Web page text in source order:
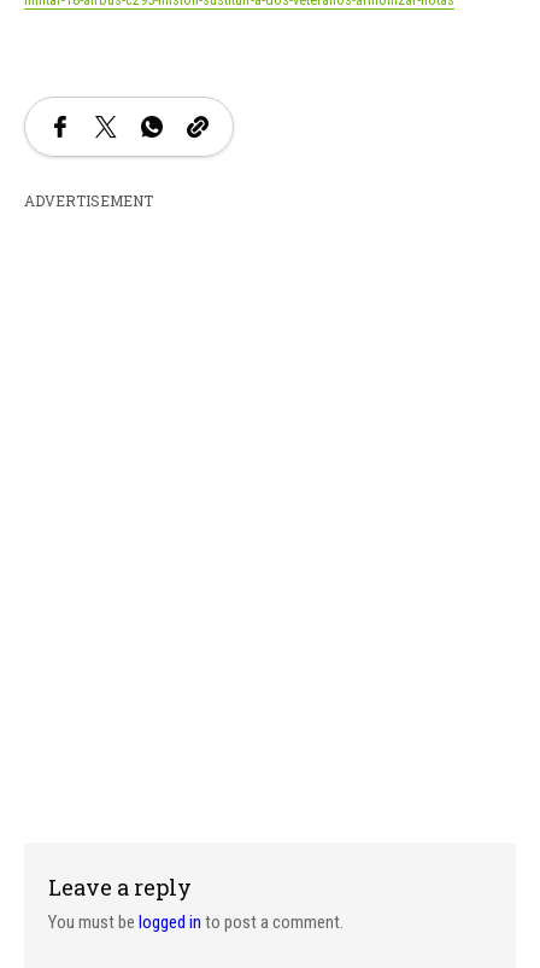
ADVERTISEMENT
Leave a reply
You must be logged in to post a comment.